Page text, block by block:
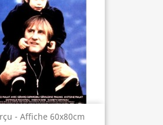
- Affiche 60x80cm